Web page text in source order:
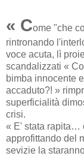
« Come "che
rintronando
voce acuta, lì
scandalizzati «
bimba innocente
accaduto?! »
superficialità
crisi.
« E' stata rapita…
approfittando del
sevizie la